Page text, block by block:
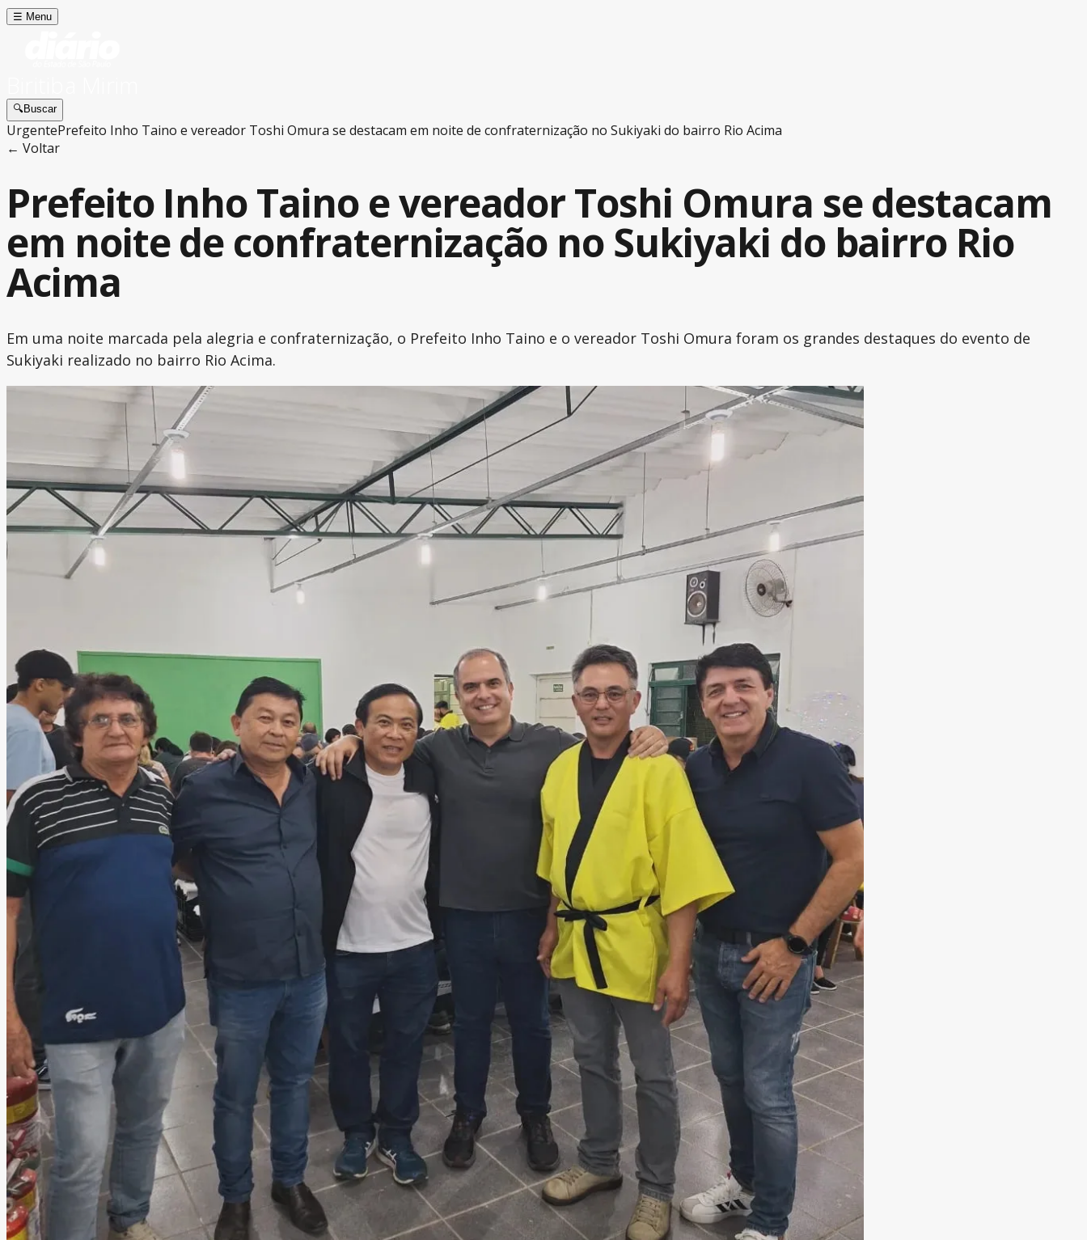
☰ Menu
🔍Buscar
UrgentePrefeito Inho Taino e vereador Toshi Omura se destacam em noite de confraternização no Sukiyaki do bairro Rio Acima
← Voltar
Prefeito Inho Taino e vereador Toshi Omura se destacam
em noite de confraternização no Sukiyaki do bairro Rio
Acima
Em uma noite marcada pela alegria e confraternização, o Prefeito Inho Taino e o vereador Toshi Omura foram os grandes destaques do evento de
Sukiyaki realizado no bairro Rio Acima.